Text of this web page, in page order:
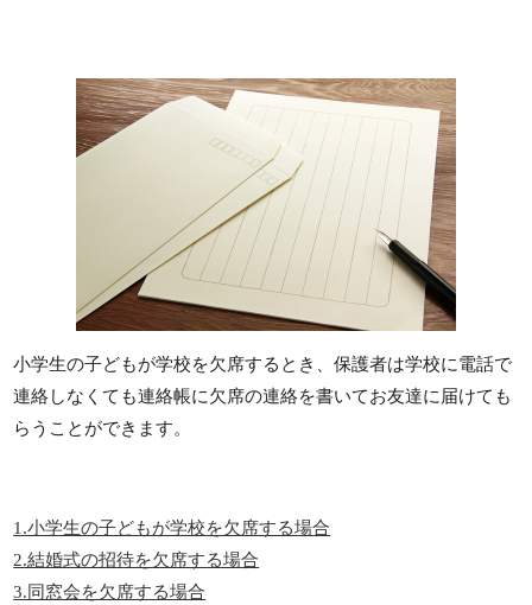
小学生の子どもが学校を欠席するとき、保護者は学校に電話で
連絡しなくても連絡帳に欠席の連絡を書いてお友達に届けても
らうことができます。
1.小学生の子どもが学校を欠席する場合
2.結婚式の招待を欠席する場合
3.同窓会を欠席する場合